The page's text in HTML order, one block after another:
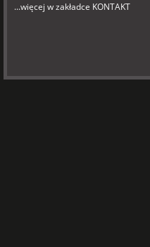
...więcej w zakładce KONTAKT